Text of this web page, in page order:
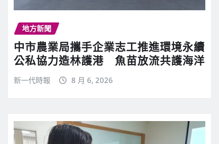
地方新聞
中市農業局攜手企業志工推進環境永續
公私協力造林護港 魚苗放流共護海洋
新一代時報 8 月 6, 2026